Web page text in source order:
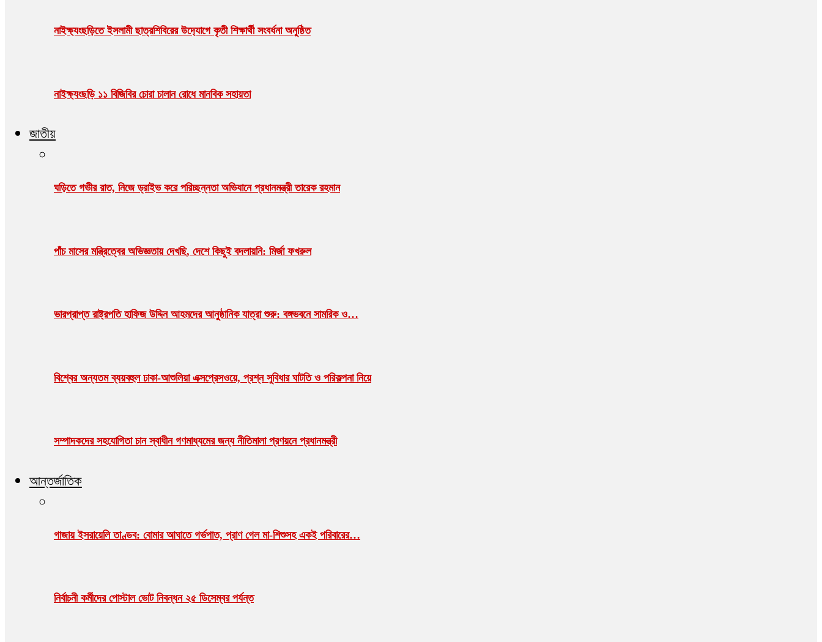
নাইক্ষ‍‍্যংছড়িতে ইসলামী ছাত্রশিবিরের উদ‍্যোগে কৃতী শিক্ষার্থী সংবর্ধনা অনুষ্ঠিত
নাইক্ষ্যংছড়ি ১১ বিজিবির চোরা চালান রোধে মানবিক সহায়তা
জাতীয়
ঘড়িতে গভীর রাত, নিজে ড্রাইভ করে পরিচ্ছন্নতা অভিযানে প্রধানমন্ত্রী তারেক রহমান
পাঁচ মাসের মন্ত্রিত্বের অভিজ্ঞতায় দেখছি, দেশে কিছুই বদলায়নি: মির্জা ফখরুল
ভারপ্রাপ্ত রাষ্ট্রপতি হাফিজ উদ্দিন আহমদের আনুষ্ঠানিক যাত্রা শুরু: বঙ্গভবনে সামরিক ও…
বিশ্বের অন্যতম ব্যয়বহুল ঢাকা-আশুলিয়া এক্সপ্রেসওয়ে, প্রশ্ন সুবিধার ঘাটতি ও পরিকল্পনা নিয়ে
সম্পাদকদের সহযোগিতা চান স্বাধীন গণমাধ্যমের জন্য নীতিমালা প্রণয়নে প্রধানমন্ত্রী
আন্তর্জাতিক
গাজায় ইসরায়েলি তাণ্ডব: বোমার আঘাতে গর্ভপাত, প্রাণ গেল মা-শিশুসহ একই পরিবারের…
নির্বাচনী কর্মীদের পোস্টাল ভোট নিবন্ধন ২৫ ডিসেম্বর পর্যন্ত